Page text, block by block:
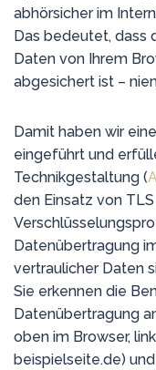
abhörsicher im
Das bedeutet, dass
Daten von Ihrem
abgesichert ist –
Damit haben wir
eingeführt und
Technikgestaltung (
den Einsatz von
Datenübertragung
vertraulicher Daten
Sie erkennen die
Datenübertragung
oben im Browser,
beispielseite.de)